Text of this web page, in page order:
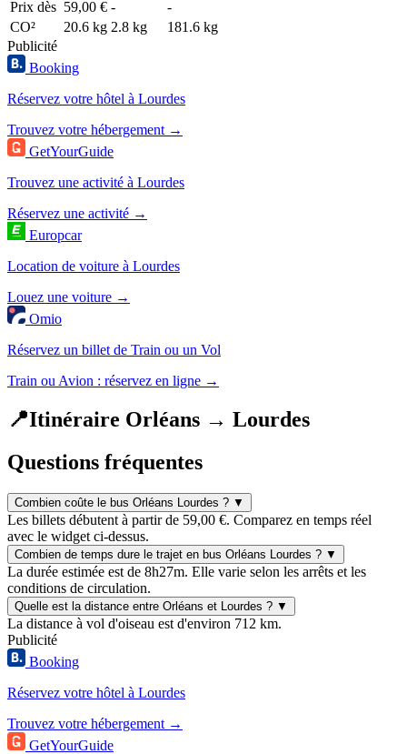
Prix dès 59,00 € -
-
CO²
20.6 kg 2.8 kg
181.6 kg
Publicité
Booking
Réservez votre hôtel à Lourdes
Trouvez votre hébergement →
GetYourGuide
Trouvez une activité à Lourdes
Réservez une activité →
Europcar
Location de voiture à Lourdes
Louez une voiture →
Omio
Réservez un billet de Train ou un Vol
Train ou Avion : réservez en ligne →
📍Itinéraire Orléans → Lourdes
Questions fréquentes
Combien coûte le bus Orléans Lourdes ? ▼
Les billets débutent à partir de 59,00 €. Comparez en temps réel
avec le widget ci-dessus.
Combien de temps dure le trajet en bus Orléans Lourdes ? ▼
La durée estimée est de 8h27m. Elle varie selon les arrêts et les
conditions de circulation.
Quelle est la distance entre Orléans et Lourdes ? ▼
La distance à vol d'oiseau est d'environ 712 km.
Publicité
Booking
Réservez votre hôtel à Lourdes
Trouvez votre hébergement →
GetYourGuide